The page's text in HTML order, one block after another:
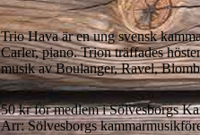
Trio Hava är en ung svensk
Carler, piano. Trion träffades
musik av Boulanger, Ravel,
50 kr för medlem i Sölvesborgs
Arr: Sölvesborgs